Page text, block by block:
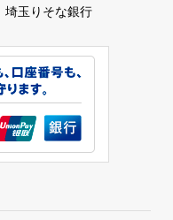
埼玉りそな銀行